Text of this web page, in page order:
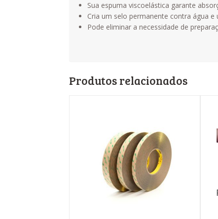
Sua espuma viscoelástica garante
Cria um selo permanente contra água e
Pode eliminar a necessidade de
Produtos relacionados